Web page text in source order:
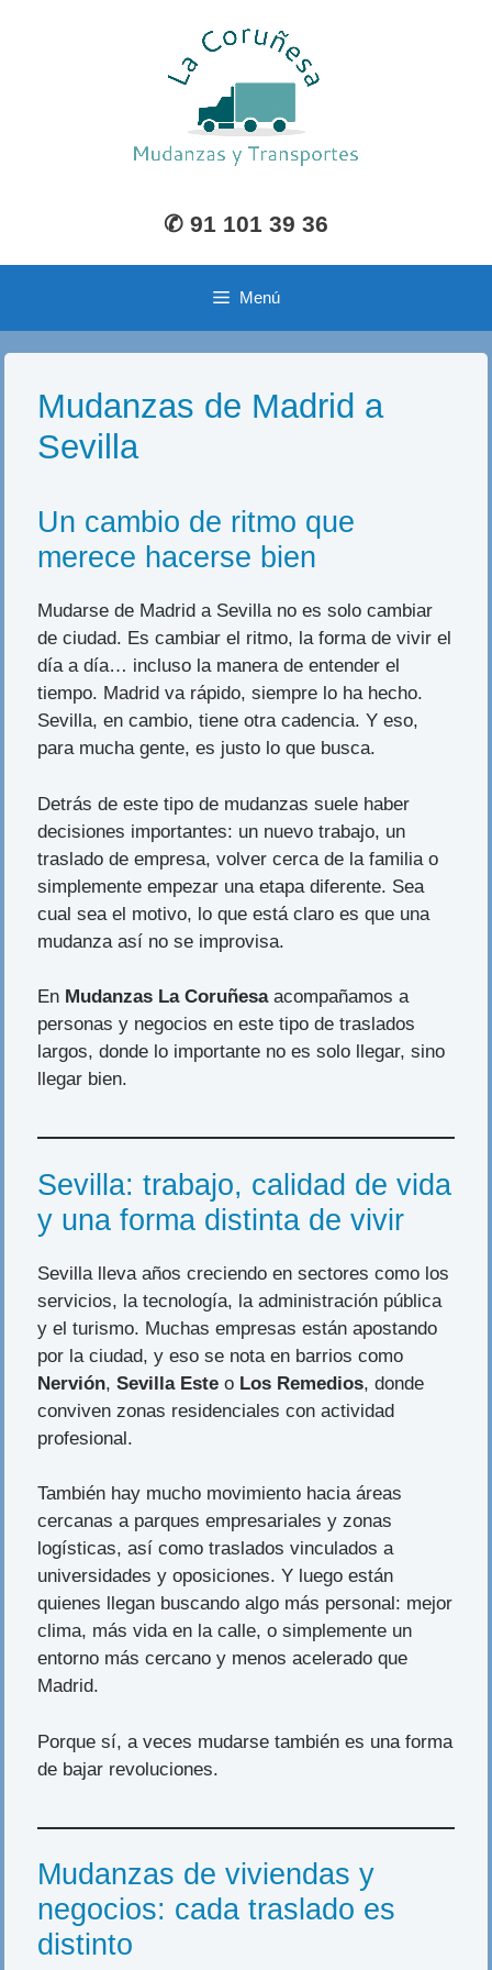
✆ 91 101 39 36
Menú
Mudanzas de Madrid a
Sevilla
Un cambio de ritmo que
merece hacerse bien
Mudarse de Madrid a Sevilla no es solo cambiar
de ciudad. Es cambiar el ritmo, la forma de vivir el
día a día… incluso la manera de entender el
tiempo. Madrid va rápido, siempre lo ha hecho.
Sevilla, en cambio, tiene otra cadencia. Y eso,
para mucha gente, es justo lo que busca.
Detrás de este tipo de mudanzas suele haber
decisiones importantes: un nuevo trabajo, un
traslado de empresa, volver cerca de la familia o
simplemente empezar una etapa diferente. Sea
cual sea el motivo, lo que está claro es que una
mudanza así no se improvisa.
En Mudanzas La Coruñesaacompañamos a
personas y negocios en este tipo de traslados
largos, donde lo importante no es solo llegar, sino
llegar bien.
Sevilla: trabajo, calidad de vida
y una forma distinta de vivir
Sevilla lleva años creciendo en sectores como los
servicios, la tecnología, la administración pública
y el turismo. Muchas empresas están apostando
por la ciudad, y eso se nota en barrios como
Nervión,Sevilla Este o Los Remedios, donde
conviven zonas residenciales con actividad
profesional.
También hay mucho movimiento hacia áreas
cercanas a parques empresariales y zonas
logísticas, así como traslados vinculados a
universidades y oposiciones. Y luego están
quienes llegan buscando algo más personal: mejor
clima, más vida en la calle, o simplemente un
entorno más cercano y menos acelerado que
Madrid.
Porque sí, a veces mudarse también es una forma
de bajar revoluciones.
Mudanzas de viviendas y
negocios: cada traslado es
distinto